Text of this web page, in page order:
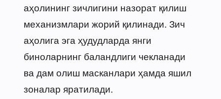
аҳолининг зичлигини назорат қилиш
механизмлари жорий қилинади. Зич
аҳолига эга ҳудудларда янги
биноларнинг баландлиги чекланади
ва дам олиш масканлари ҳамда яшил
зоналар яратилади.